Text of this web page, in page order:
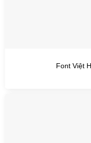
Font Việt